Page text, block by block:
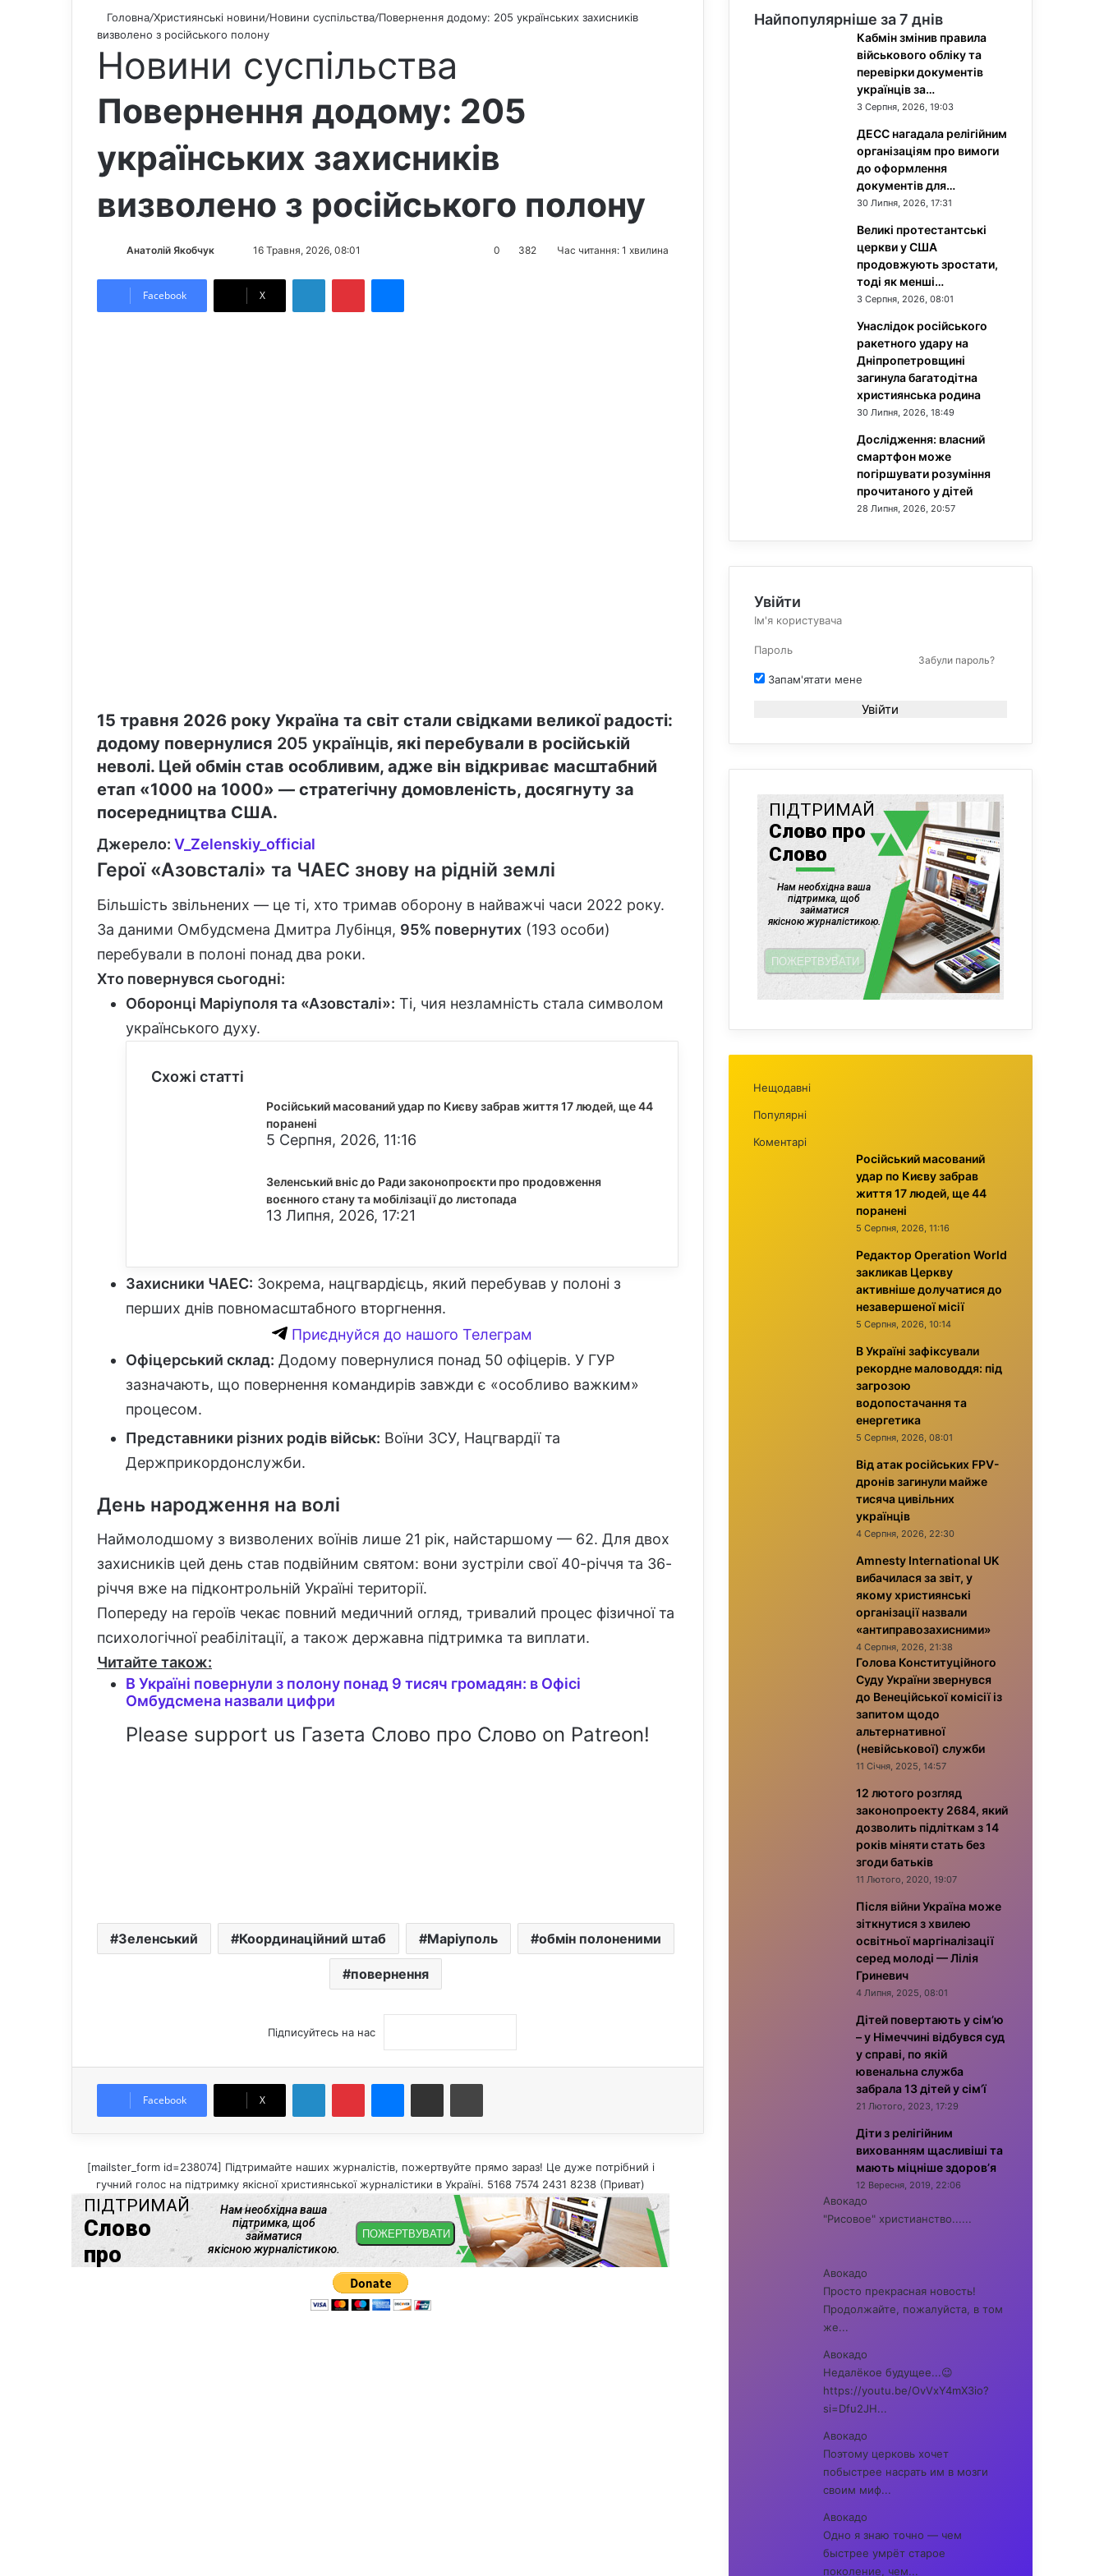
Головна/Християнські новини/Новини суспільства/Повернення додому: 205 українських захисників
визволено з російського полону
Новини суспільства
Повернення додому: 205
українських захисників
визволено з російського полону
Анатолій Якобчук
l d
16 Травня, 2026, 08:01 0 382 Час читання: 1 хвилина
Facebook X
15 травня 2026 року Україна та світ стали свідками великої радості:
додому повернулися 205 українців, які перебували в російській
неволі. Цей обмін став особливим, адже він відкриває масштабний
етап «1000 на 1000» — стратегічну домовленість, досягнуту за
посередництва США.
Джерело: V_Zelenskiy_official
Герої «Азовсталі» та ЧАЕС знову на рідній землі
Більшість звільнених — це ті, хто тримав оборону в найважчі часи 2022 року.
За даними Омбудсмена Дмитра Лубінця, 95% повернутих (193 особи)
перебували в полоні понад два роки.
Хто повернувся сьогодні:
Оборонці Маріуполя та «Азовсталі»: Ті, чия незламність стала символом
українського духу.
Схожі статті
Російський масований удар по Києву забрав життя 17 людей, ще 44
поранені
5 Серпня, 2026, 11:16
Зеленський вніс до Ради законопроєкти про продовження
воєнного стану та мобілізації до листопада
13 Липня, 2026, 17:21
Захисники ЧАЕС: Зокрема, нацгвардієць, який перебував у полоні з
перших днів повномасштабного вторгнення.
Приєднуйся до нашого Телеграм
Офіцерський склад: Додому повернулися понад 50 офіцерів. У ГУР
зазначають, що повернення командирів завжди є «особливо важким»
процесом.
Представники різних родів військ: Воїни ЗСУ, Нацгвардії та
Держприкордонслужби.
День народження на волі
Наймолодшому з визволених воїнів лише 21 рік, найстаршому — 62. Для двох
захисників цей день став подвійним святом: вони зустріли свої 40-річчя та 36-
річчя вже на підконтрольній Україні території.
Попереду на героїв чекає повний медичний огляд, тривалий процес фізичної та
психологічної реабілітації, а також державна підтримка та виплати.
Читайте також:
В Україні повернули з полону понад 9 тисяч громадян: в Офісі
Омбудсмена назвали цифри
Please support us Газета Слово про Слово on Patreon!
Зеленський Координаційний штаб Маріуполь обмін полоненими
повернення
Підписуйтесь на нас
Facebook X
Поділитися електронною поштою
[mailster_form id=238074] Підтримайте наших журналістів, пожертвуйте прямо зараз! Це дуже потрібний і
гучний голос на підтримку якісної християнської журналістики в Україні. 5168 7574 2431 8238 (Приват)
Найпопулярніше за 7 днів
Кабмін змінив правила
військового обліку та
перевірки документів
українців за…
3 Серпня, 2026, 19:03
ДЕСС нагадала релігійним
організаціям про вимоги
до оформлення
документів для…
30 Липня, 2026, 17:31
Великі протестантські
церкви у США
продовжують зростати,
тоді як менші…
3 Серпня, 2026, 08:01
Унаслідок російського
ракетного удару на
Дніпропетровщині
загинула багатодітна
християнська родина
30 Липня, 2026, 18:49
Дослідження: власний
смартфон може
погіршувати розуміння
прочитаного у дітей
28 Липня, 2026, 20:57
Увійти
Забули пароль?
Запам'ятати мене
Увійти
Нещодавні
Популярні
Коментарі
Російський масований
удар по Києву забрав
життя 17 людей, ще 44
поранені
5 Серпня, 2026, 11:16
Редактор Operation World
закликав Церкву
активніше долучатися до
незавершеної місії
5 Серпня, 2026, 10:14
В Україні зафіксували
рекордне маловоддя: під
загрозою
водопостачання та
енергетика
5 Серпня, 2026, 08:01
Від атак російських FPV-
дронів загинули майже
тисяча цивільних
українців
4 Серпня, 2026, 22:30
Amnesty International UK
вибачилася за звіт, у
якому християнські
організації назвали
«антиправозахисними»
4 Серпня, 2026, 21:38
Голова Конституційного
Суду України звернувся
до Венеційської комісії із
запитом щодо
альтернативної
(невійськової) служби
11 Січня, 2025, 14:57
12 лютого розгляд
законопроекту 2684, який
дозволить підліткам з 14
років міняти стать без
згоди батьків
11 Лютого, 2020, 19:07
Після війни Україна може
зіткнутися з хвилею
освітньої маргіналізації
серед молоді — Лілія
Гриневич
4 Липня, 2025, 08:01
Дітей повертають у сім’ю
– у Німеччині відбувся суд
у справі, по якій
ювенальна служба
забрала 13 дітей у сім’ї
21 Лютого, 2023, 17:29
Діти з релігійним
вихованням щасливіші та
мають міцніше здоров’я
12 Вересня, 2019, 22:06
Авокадо
"Рисовое" христианство......
Авокадо
Просто прекрасная новость!
Продолжайте, пожалуйста, в том
же...
Авокадо
Недалёкое будущее...😉
https://youtu.be/OvVxY4mX3io?
si=Dfu2JH...
Авокадо
Поэтому церковь хочет
побыстрее насрать им в мозги
своим миф...
Авокадо
Одно я знаю точно — чем
быстрее умрёт старое
поколение, чем...